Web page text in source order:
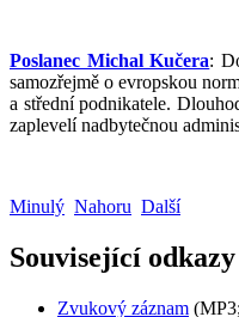
Poslanec Michal Kučera:
samozřejmě o evropskou
a střední podnikatele.
zaplevelí nadbytečnou
Minulý Nahoru Další
Související odkazy
Zvukový záznam